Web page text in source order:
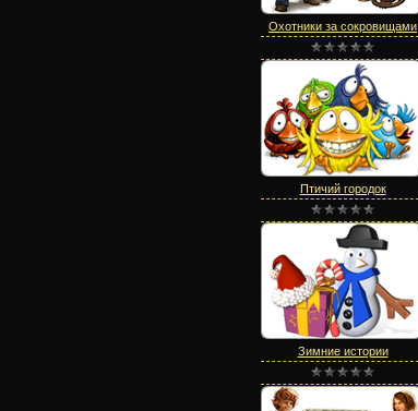
Охотники за сокровищами
Птичий городок
Зимние истории